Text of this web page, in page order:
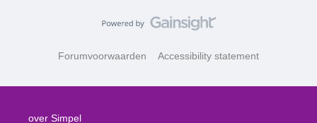
Forumvoorwaarden Accessibility statement
over Simpel